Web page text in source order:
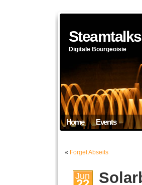
Steamtalks
Digitale Bourgeoisie
Home Events
« Forget Abseits
Jun